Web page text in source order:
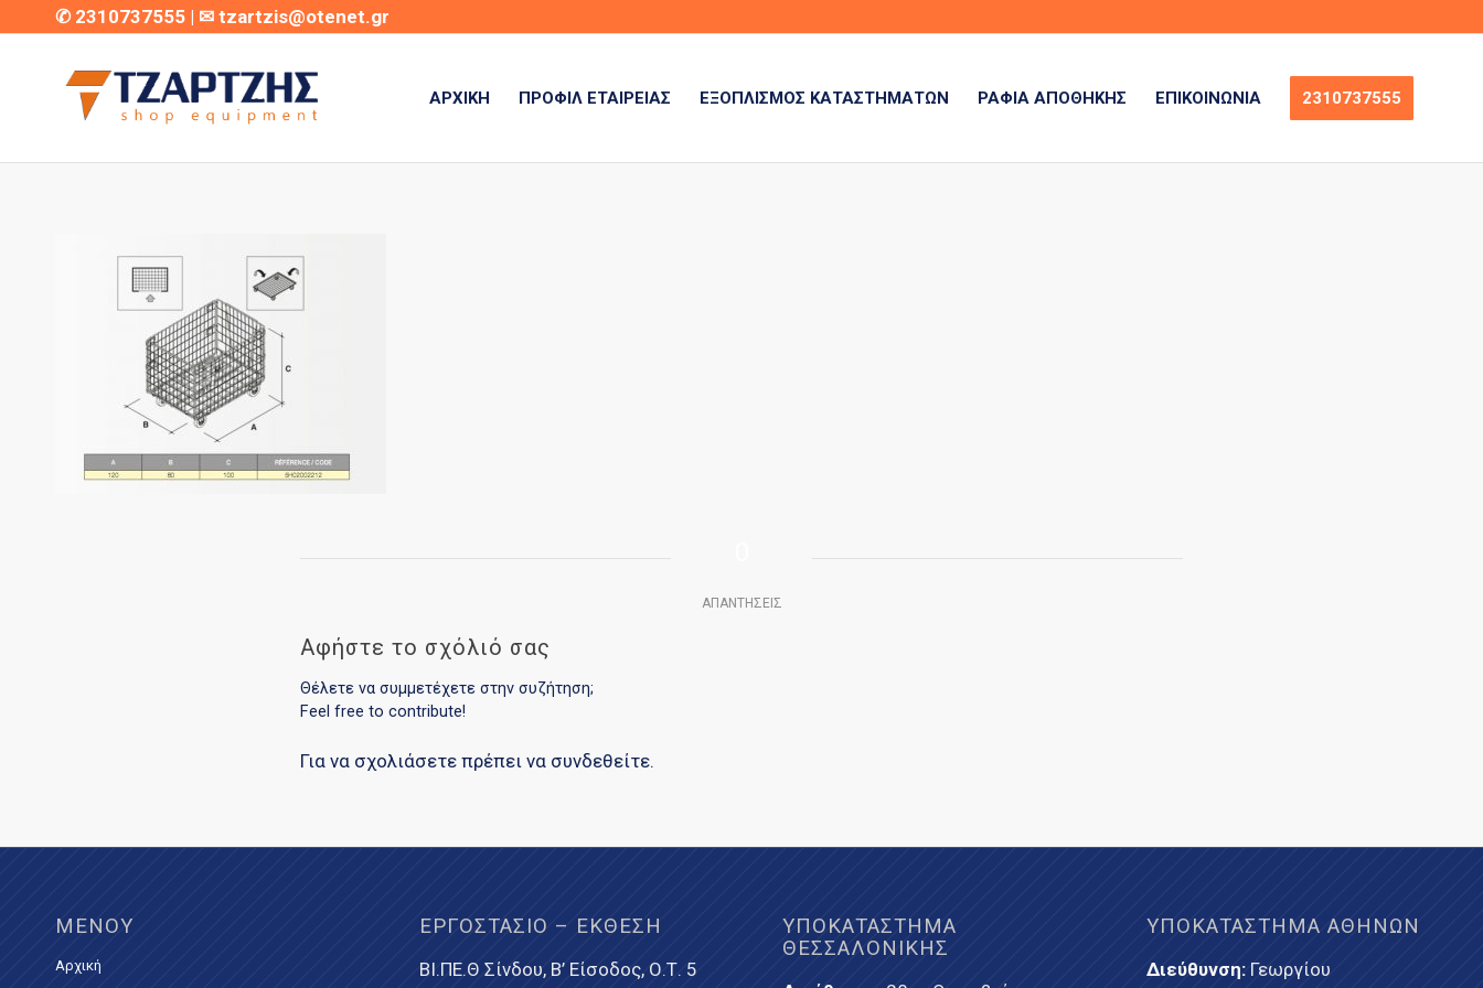
✆ 2310737555 | ✉ tzartzis@otenet.gr
ΑΡΧΙΚΉ ΠΡΟΦΊΛ ΕΤΑΙΡΕΊΑΣ ΕΞΟΠΛΙΣΜΌΣ ΚΑΤΑΣΤΗΜΆΤΩΝ ΡΆΦΙΑ ΑΠΟΘΉΚΗΣ ΕΠΙΚΟΙΝΩΝΊΑ 2310737555
ΑΠΑΝΤΉΣΕΙΣ
Αφήστε το σχόλιό σας
Θέλετε να συμμετέχετε στην συζήτηση;
Feel free to contribute!
Για να σχολιάσετε πρέπει να συνδεθείτε.
ΜΕΝΟΎ
Αρχική
ΕΡΓΟΣΤΆΣΙΟ – ΈΚΘΕΣΗ
ΒΙ.ΠΕ.Θ Σίνδου, Β’ Είσοδος, Ο.Τ. 5
ΥΠΟΚΑΤΆΣΤΗΜΑ
ΘΕΣΣΑΛΟΝΊΚΗΣ
ΥΠΟΚΑΤΆΣΤΗΜΑ ΑΘΗΝΏΝ
Διεύθυνση:Γεωργίου